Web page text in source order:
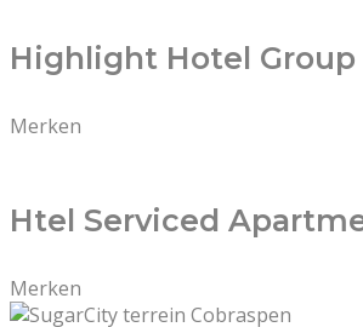
Highlight Hotel Group
Merken
Htel Serviced
Merken